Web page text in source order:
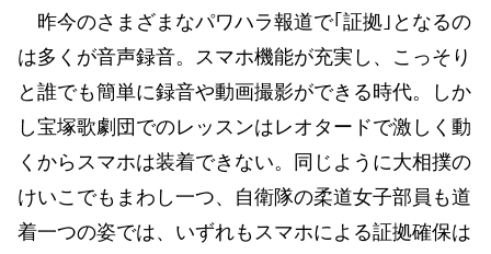
昨今のさまざまなパワハラ報道で｢証拠｣となるの
は多くが音声録音。スマホ機能が充実し、こっそり
と誰でも簡単に録音や動画撮影ができる時代。しか
し宝塚歌劇団でのレッスンはレオタードで激しく動
くからスマホは装着できない。同じように大相撲の
けいこでもまわし一つ、自衛隊の柔道女子部員も道
着一つの姿では、いずれもスマホによる証拠確保は